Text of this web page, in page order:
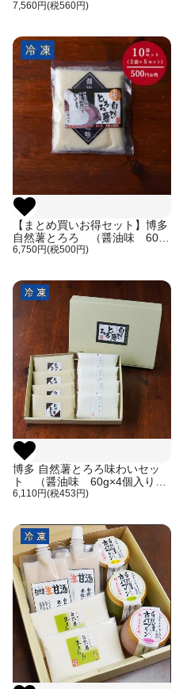
入り）（ご自宅用、箱なし）
7,560円(税560円)
【まとめ買いお得セット】博多
自然薯とろろ （醤油味 60g
× 10個入り）（ご自宅用、箱な
6,750円(税500円)
博多 自然薯とろろ味わいセッ
ト （醤油味 60g×4個入り
はかた白とろろ 60g×4個入り）
6,110円(税453円)